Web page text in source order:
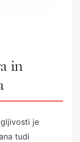
in
je
tudi